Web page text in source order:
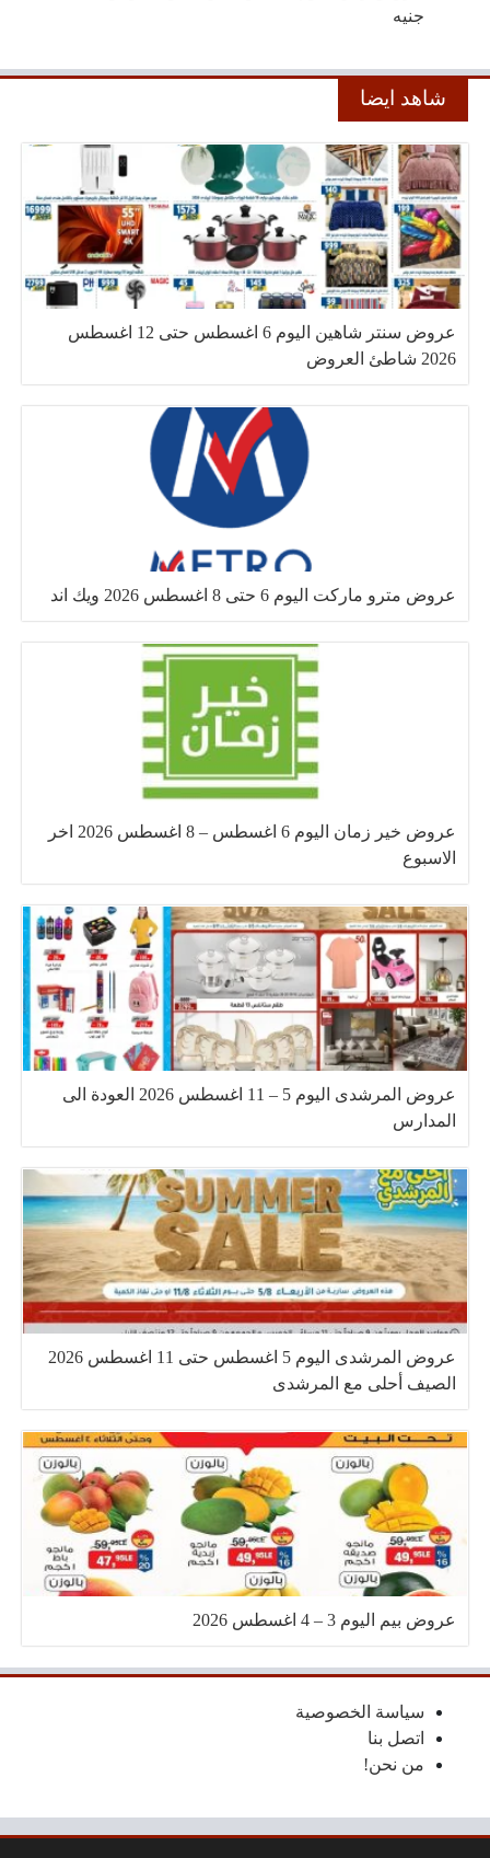
جنيه
شاهد ايضا
عروض سنتر شاهين اليوم 6 اغسطس حتى 12 اغسطس
2026 شاطئ العروض
عروض مترو ماركت اليوم 6 حتى 8 اغسطس 2026 ويك اند
عروض خير زمان اليوم 6 اغسطس – 8 اغسطس 2026 اخر
الاسبوع
عروض المرشدى اليوم 5 – 11 اغسطس 2026 العودة الى
المدارس
عروض المرشدى اليوم 5 اغسطس حتى 11 اغسطس 2026
الصيف أحلى مع المرشدى
عروض بيم اليوم 3 – 4 اغسطس 2026
سياسة الخصوصية
اتصل بنا
من نحن!